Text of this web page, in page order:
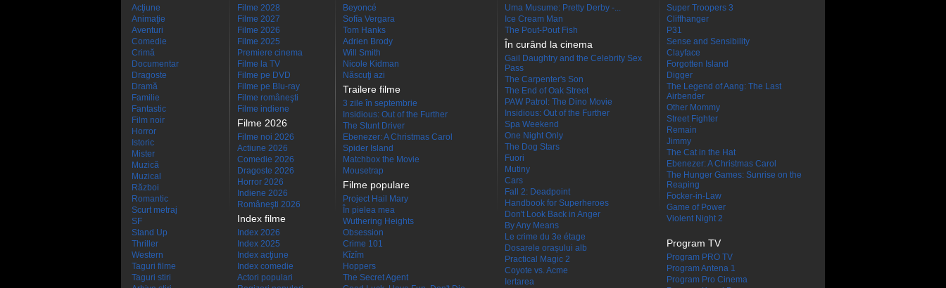
Acţiune
Animaţie
Aventuri
Comedie
Crimă
Documentar
Dragoste
Dramă
Familie
Fantastic
Film noir
Horror
Istoric
Mister
Muzică
Muzical
Război
Romantic
Scurt metraj
SF
Stand Up
Thriller
Western
Taguri filme
Taguri stiri
Filme 2028
Filme 2027
Filme 2026
Filme 2025
Premiere cinema
Filme la TV
Filme pe DVD
Filme pe Blu-ray
Filme româneşti
Filme indiene
Filme 2026
Filme noi 2026
Actiune 2026
Comedie 2026
Dragoste 2026
Horror 2026
Indiene 2026
Româneşti 2026
Index filme
Index 2026
Index 2025
Index acţiune
Index comedie
Actori populari
Beyoncé
Sofía Vergara
Tom Hanks
Adrien Brody
Will Smith
Nicole Kidman
Născuţi azi
Trailere filme
3 zile în septembrie
Insidious: Out of the Further
The Stunt Driver
Ebenezer: A Christmas Carol
Spider Island
Matchbox the Movie
Mousetrap
Filme populare
Project Hail Mary
În pielea mea
Wuthering Heights
Obsession
Crime 101
Kîzîm
Hoppers
The Secret Agent
Uma Musume: Pretty Derby -...
Ice Cream Man
The Pout-Pout Fish
În curând la cinema
Gail Daughtry and the Celebrity Sex
Pass
The Carpenter's Son
The End of Oak Street
PAW Patrol: The Dino Movie
Insidious: Out of the Further
Spa Weekend
One Night Only
The Dog Stars
Fuori
Mutiny
Cars
Fall 2: Deadpoint
Handbook for Superheroes
Don't Look Back in Anger
By Any Means
Le crime du 3e étage
Dosarele orașului alb
Practical Magic 2
Coyote vs. Acme
Iertarea
Super Troopers 3
Cliffhanger
P31
Sense and Sensibility
Clayface
Forgotten Island
Digger
The Legend of Aang: The Last
Airbender
Other Mommy
Street Fighter
Remain
Jimmy
The Cat in the Hat
Ebenezer: A Christmas Carol
The Hunger Games: Sunrise on the
Reaping
Focker-in-Law
Game of Power
Violent Night 2
Program TV
Program PRO TV
Program Antena 1
Program Pro Cinema